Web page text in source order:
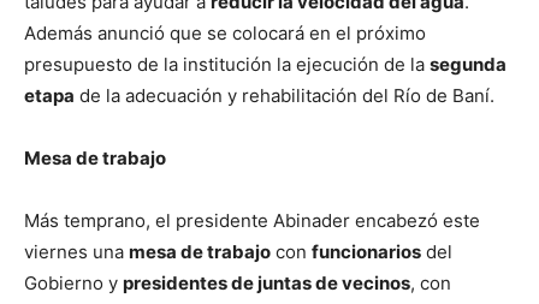
Además anunció que se colocará en el próximo
presupuesto de la institución la ejecución de la segunda
etapa de la adecuación y rehabilitación del Río de Baní.
Mesa de trabajo
Más temprano, el presidente Abinader encabezó este
viernes una mesa de trabajo con funcionarios del
Gobierno y presidentes de juntas de vecinos, con